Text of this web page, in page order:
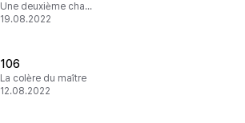
Une deuxième chance
19.08.2022
106
La colère du maître
12.08.2022